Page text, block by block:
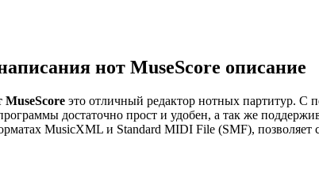
нот MuseScore описание
MuseScore это отличный редактор нотных партитур. С
достаточно прост и удобен, а так же
MusicXML и Standard MIDI File (SMF),